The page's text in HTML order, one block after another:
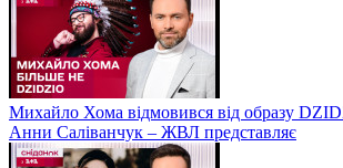
Михайло Хома відмовився від образу
Анни Саліванчук – ЖВЛ представляє